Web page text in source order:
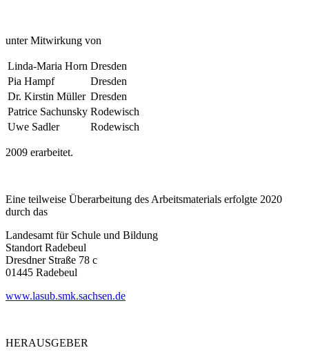
unter Mitwirkung von
Linda-Maria Horn Dresden
Pia Hampf
Dresden
Dr. Kirstin Müller Dresden
Patrice Sachunsky Rodewisch
Uwe Sadler
Rodewisch
2009 erarbeitet.
Eine teilweise Überarbeitung des Arbeitsmaterials erfolgte 2020
durch das
Landesamt für Schule und Bildung
Standort Radebeul
Dresdner Straße 78 c
01445 Radebeul
www.lasub.smk.sachsen.de
HERAUSGEBER